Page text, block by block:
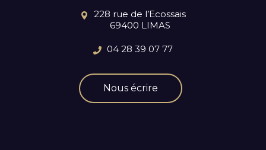
228 rue de l’Ecossais
69400 LIMAS
04 28 39 07 77
Nous écrire